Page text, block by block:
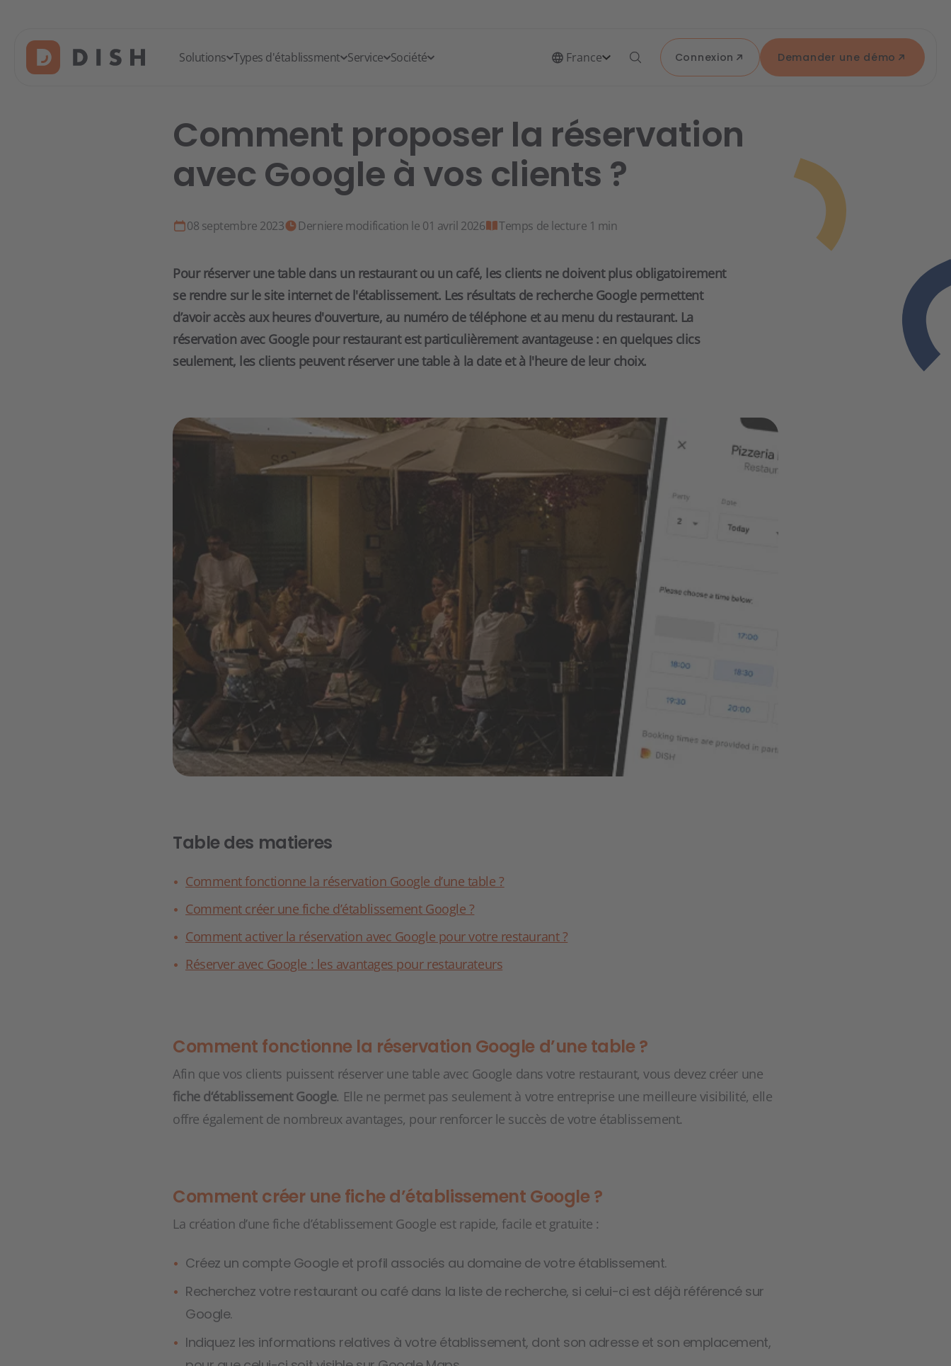
Solutions Types d'établissment Service Société France Demander une démo
Connexion
Comment proposer la réservation
avec Google à vos clients ?
08 septembre 2023 Derniere modification le 01 avril 2026 Temps de lecture 1 min
Pour réserver une table dans un restaurant ou un café, les clients ne doivent plus obligatoirement
se rendre sur le site internet de l'établissement. Les résultats de recherche Google permettent
d’avoir accès aux heures d'ouverture, au numéro de téléphone et au menu du restaurant. La
réservation avec Google pour restaurant est particulièrement avantageuse : en quelques clics
seulement, les clients peuvent réserver une table à la date et à l'heure de leur choix.
Table des matieres
Comment fonctionne la réservation Google d’une table ?
Comment créer une fiche d’établissement Google ?
Comment activer la réservation avec Google pour votre restaurant ?
Réserver avec Google : les avantages pour restaurateurs
Comment fonctionne la réservation Google d’une table ?
Afin que vos clients puissent réserver une table avec Google dans votre restaurant, vous devez créer une
fiche d‘établissement Google. Elle ne permet pas seulement à votre entreprise une meilleure visibilité, elle
offre également de nombreux avantages, pour renforcer le succès de votre établissement.
Comment créer une fiche d’établissement Google ?
La création d’une fiche d’établissement Google est rapide, facile et gratuite :
Créez un compte Google et profil associés au domaine de votre établissement.
Recherchez votre restaurant ou café dans la liste de recherche, si celui-ci est déjà référencé sur
Google.
Indiquez les informations relatives à votre établissement, dont son adresse et son emplacement,